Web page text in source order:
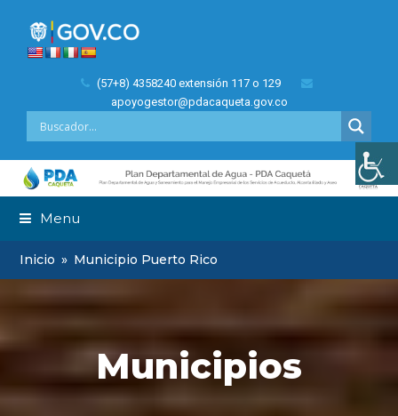
(57+8) 4358240 extensión 117 o 129
apoyogestor@pdacaqueta.gov.co
Menu
Inicio » Municipio Puerto Rico
Municipios